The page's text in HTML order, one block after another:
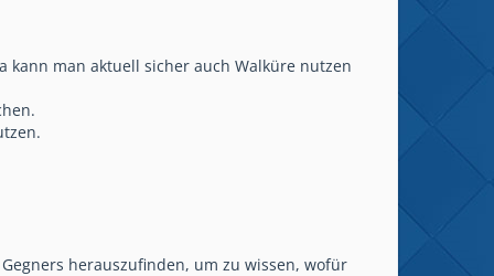
kann man aktuell sicher auch Walküre nutzen
herauszufinden, um zu wissen, wofür